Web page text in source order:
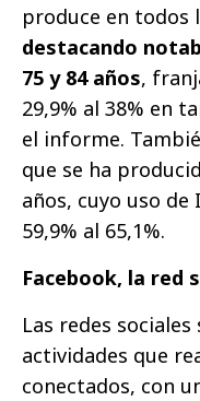
produce en todos
destacando
75 y 84 años,
29,9% al 38% en
el informe.
que se ha
años, cuyo uso
59,9% al 65,1%.
Facebook, la red
Las redes
actividades que
conectados, con